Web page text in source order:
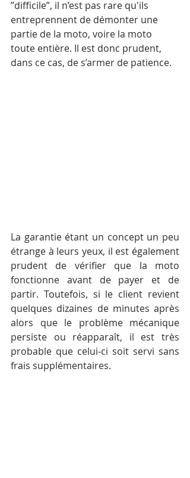
”difficile”, il n’est pas rare qu'ils
entreprennent de démonter une
partie de la moto, voire la moto
toute entière. Il est donc prudent,
dans ce cas, de s’armer de patience.
La garantie étant un concept un peu
étrange à leurs yeux, il est également
prudent de vérifier que la moto
fonctionne avant de payer et de
partir. Toutefois, si le client revient
quelques dizaines de minutes après
alors que le problème mécanique
persiste ou réapparaît, il est très
probable que celui-ci soit servi sans
frais supplémentaires.